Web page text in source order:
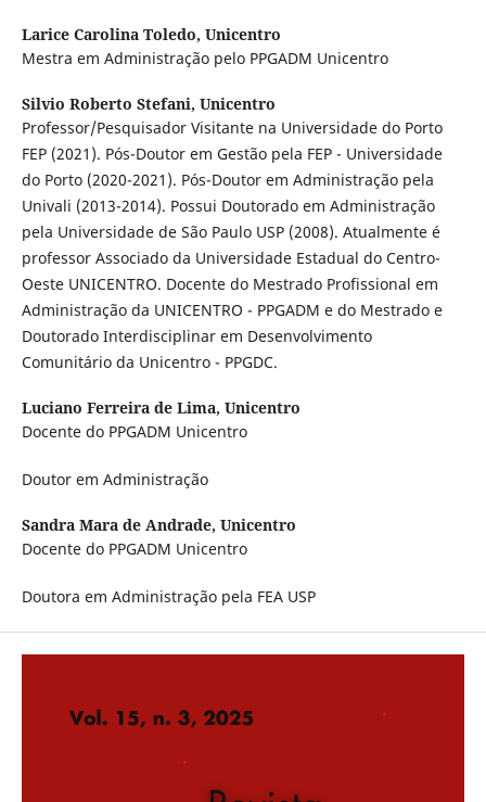
Larice Carolina Toledo, Unicentro
Mestra em Administração pelo PPGADM Unicentro
Silvio Roberto Stefani, Unicentro
Professor/Pesquisador Visitante na Universidade do Porto
FEP (2021). Pós-Doutor em Gestão pela FEP - Universidade
do Porto (2020-2021). Pós-Doutor em Administração pela
Univali (2013-2014). Possui Doutorado em Administração
pela Universidade de São Paulo USP (2008). Atualmente é
professor Associado da Universidade Estadual do Centro-
Oeste UNICENTRO. Docente do Mestrado Profissional em
Administração da UNICENTRO - PPGADM e do Mestrado e
Doutorado Interdisciplinar em Desenvolvimento
Comunitário da Unicentro - PPGDC.
Luciano Ferreira de Lima, Unicentro
Docente do PPGADM Unicentro
Doutor em Administração
Sandra Mara de Andrade, Unicentro
Docente do PPGADM Unicentro
Doutora em Administração pela FEA USP